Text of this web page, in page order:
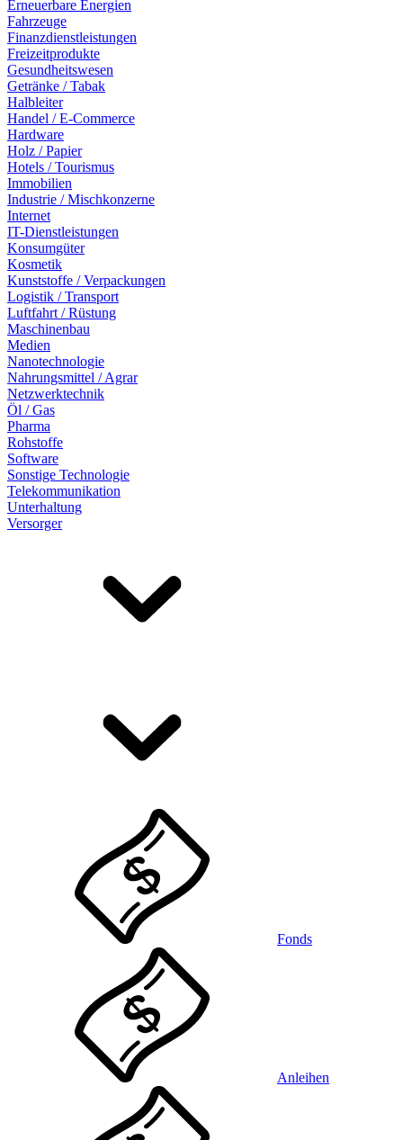
Erneuerbare Energien
Fahrzeuge
Finanzdienstleistungen
Freizeitprodukte
Gesundheitswesen
Getränke / Tabak
Halbleiter
Handel / E-Commerce
Hardware
Holz / Papier
Hotels / Tourismus
Immobilien
Industrie / Mischkonzerne
Internet
IT-Dienstleistungen
Konsumgüter
Kosmetik
Kunststoffe / Verpackungen
Logistik / Transport
Luftfahrt / Rüstung
Maschinenbau
Medien
Nanotechnologie
Nahrungsmittel / Agrar
Netzwerktechnik
Öl / Gas
Pharma
Rohstoffe
Software
Sonstige Technologie
Telekommunikation
Unterhaltung
Versorger
Fonds
Anleihen